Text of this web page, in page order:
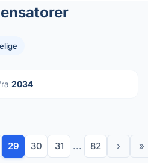
2034
29 30 31 ... 82 › »